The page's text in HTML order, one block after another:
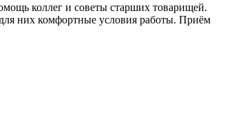
коллег и советы старших товарищей.
них комфортные условия работы. Приём